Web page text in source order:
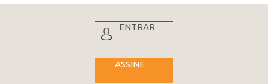
ENTRAR
ASSINE